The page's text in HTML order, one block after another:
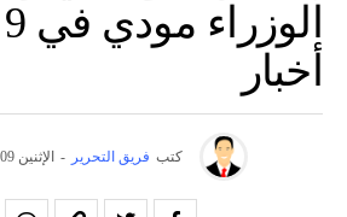
أخبار
كتب فريق التحرير - الإثنين 09 سبتمبر 10:18 م